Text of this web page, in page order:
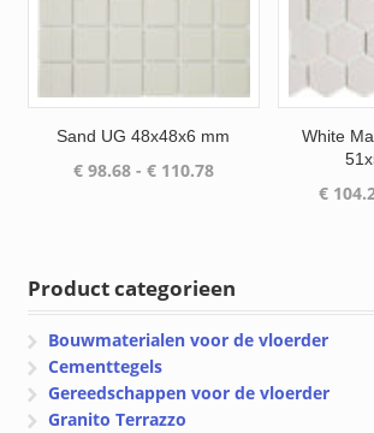
Sand UG 48x48x6 mm
€98.68 - €110.78Prijsklasse:
White
€
Product categorieen
Bouwmaterialen voor de vloerder
Cementtegels
Gereedschappen voor de vloerder
Granito Terrazzo